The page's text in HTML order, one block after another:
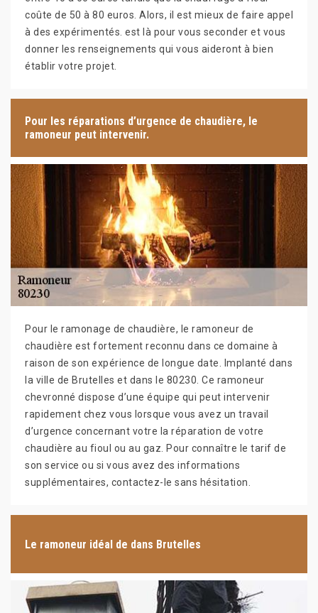
coûte de 50 à 80 euros. Alors, il est mieux de faire appel
à des expérimentés. est là pour vous seconder et vous
donner les renseignements qui vous aideront à bien
établir votre projet.
Pour les réparations d’urgence de chaudière, le
ramoneur peut intervenir.
Pour le ramonage de chaudière, le ramoneur de
chaudière est fortement reconnu dans ce domaine à
raison de son expérience de longue date. Implanté dans
la ville de Brutelles et dans le 80230. Ce ramoneur
chevronné dispose d’une équipe qui peut intervenir
rapidement chez vous lorsque vous avez un travail
d’urgence concernant votre la réparation de votre
chaudière au fioul ou au gaz. Pour connaître le tarif de
son service ou si vous avez des informations
supplémentaires, contactez-le sans hésitation.
Le ramoneur idéal de dans Brutelles